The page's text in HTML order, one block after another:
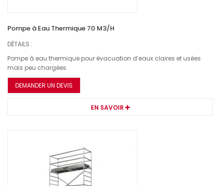
Pompe à Eau Thermique 70 M3/H
DÉTAILS :
Pompe à eau thermique pour évacuation d’eaux claires et usées
mais peu chargées
DEMANDER UN DEVIS
EN SAVOIR